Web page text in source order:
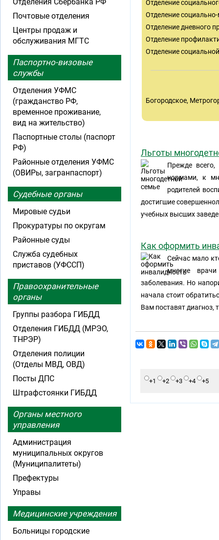
Отделение
Отделение
Отделение дневного
Отделение
Отделение
Богородское,
Льготы
Прежде всего,
нормами, к
родителей
достигшие
учебных высших
Как оформить
Сейчас мало
многие
заболевания. Но
начала стоит
Вам поставят диагноз,
+1 +2 +3 +4 +5
Почтовые отделения
Центры продаж и
обслуживания МГТС
Паспортно-визовые
службы
Отделения УФМС
(гражданство РФ,
временное проживание,
вид на жительство)
Паспортные столы (паспорт
РФ)
Районные отделения УФМС
(ОВИРы, загранпаспорт)
Судебные органы
Мировые судьи
Прокуратуры по округам
Районные суды
Служба судебных
приставов (УФССП)
Правоохранительные
органы
Группы разбора ГИБДД
Отделения ГИБДД (МРЭО,
ТНРЭР)
Отделения полиции
(Отделы МВД, ОВД)
Посты ДПС
Штрафстоянки ГИБДД
Органы местного
управления
Администрация
муниципальных округов
(Муниципалитеты)
Префектуры
Управы
Медицинские учреждения
Больницы городские